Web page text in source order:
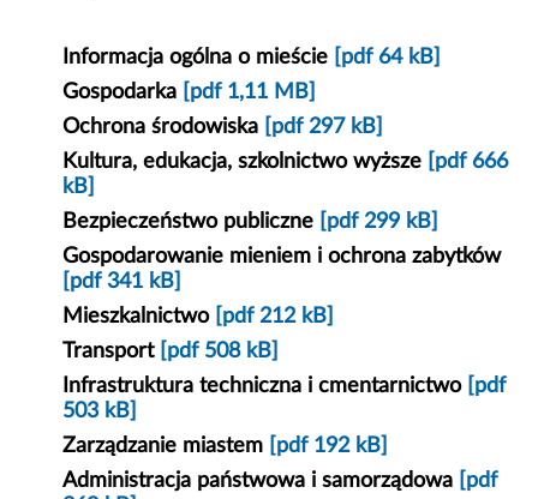
Informacja ogólna o mieście
[pdf 64 kB]
Gospodarka
[pdf 1,11 MB]
Ochrona środowiska
[pdf 297 kB]
Kultura, edukacja, szkolnictwo wyższe
[pdf 666
kB]
Bezpieczeństwo publiczne
[pdf 299 kB]
Gospodarowanie mieniem i ochrona zabytków
[pdf 341 kB]
Mieszkalnictwo
[pdf 212 kB]
Transport
[pdf 508 kB]
Infrastruktura techniczna i cmentarnictwo
[pdf
503 kB]
Zarządzanie miastem
[pdf 192 kB]
Administracja państwowa i samorządowa
[pdf